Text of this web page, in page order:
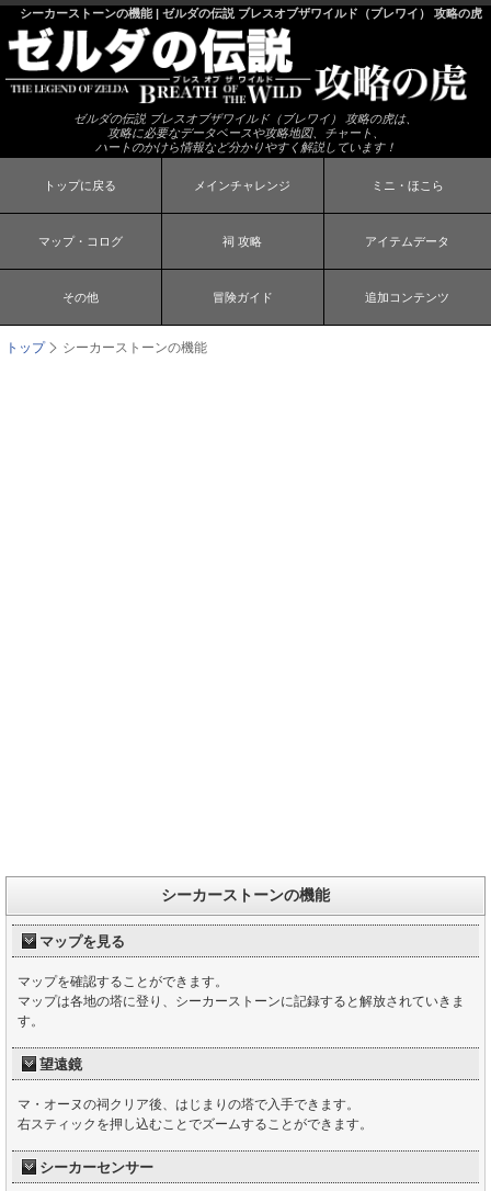
シーカーストーンの機能 | ゼルダの伝説 ブレスオブザワイルド（ブレワイ） 攻略の虎
ゼルダの伝説 ブレスオブザワイルド（ブレワイ） 攻略の虎は、
攻略に必要なデータベースや攻略地図、チャート、
ハートのかけら情報など分かりやすく解説しています！
トップに戻る メインチャレンジ ミニ・ほこら
マップ・コログ 祠 攻略 アイテムデータ
その他 冒険ガイド 追加コンテンツ
トップ シーカーストーンの機能
シーカーストーンの機能
マップを見る
マップを確認することができます。
マップは各地の塔に登り、シーカーストーンに記録すると解放されていきま
す。
望遠鏡
マ・オーヌの祠クリア後、はじまりの塔で入手できます。
右スティックを押し込むことでズームすることができます。
シーカーセンサー